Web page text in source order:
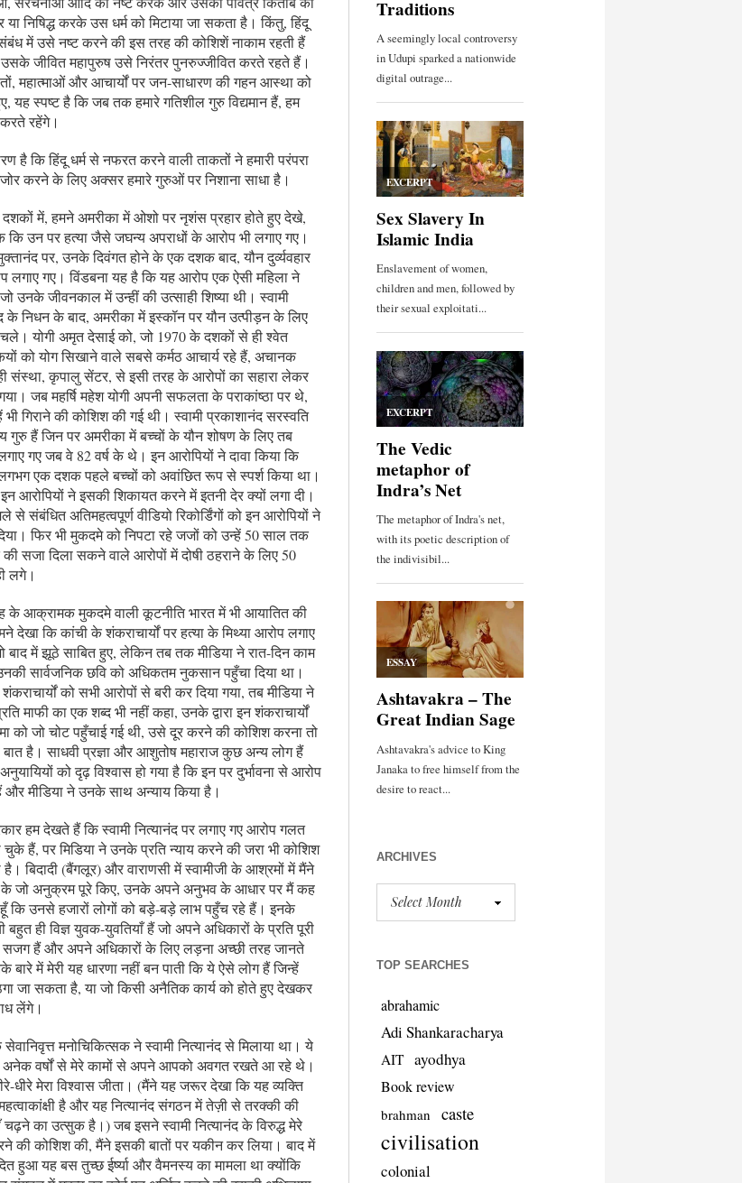
निषिद्ध करके उस धर्म को मिटाया जा सकता है। किंतु, हिंदू
में उसे नष्ट करने की इस तरह की कोशिशें नाकाम रहती हैं
जीवित महापुरुष उसे निरंतर पुनरुज्जीवित करते रहते हैं।
महात्माओं और आचार्यों पर जन-साधारण की गहन आस्था को
यह स्पष्ट है कि जब तक हमारे गतिशील गुरु विद्यमान हैं, हम
रहेंगे।
है कि हिंदू धर्म से नफरत करने वाली ताकतों ने हमारी परंपरा
करने के लिए अक्सर हमारे गुरुओं पर निशाना साधा है।
में, हमने अमरीका में ओशो पर नृशंस प्रहार होते हुए देखे,
कि उन पर हत्या जैसे जघन्य अपराधों के आरोप भी लगाए गए।
पर, उनके दिवंगत होने के एक दशक बाद, यौन दुर्व्यवहार
लगाए गए। विंडबना यह है कि यह आरोप एक ऐसी महिला ने
उनके जीवनकाल में उन्हीं की उत्साही शिष्या थी। स्वामी
के निधन के बाद, अमरीका में इस्कॉन पर यौन उत्पीड़न के लिए
योगी अमृत देसाई को, जो 1970 के दशकों से ही श्वेत
को योग सिखाने वाले सबसे कर्मठ आचार्य रहे हैं, अचानक
संस्था, कृपालु सेंटर, से इसी तरह के आरोपों का सहारा लेकर
जब महर्षि महेश योगी अपनी सफलता के पराकांष्ठा पर थे,
भी गिराने की कोशिश की गई थी। स्वामी प्रकाशानंद सरस्वति
गुरु हैं जिन पर अमरीका में बच्चों के यौन शोषण के लिए तब
गए जब वे 82 वर्ष के थे। इन आरोपियों ने दावा किया कि
एक दशक पहले बच्चों को अवांछित रूप से स्पर्श किया था।
आरोपियों ने इसकी शिकायत करने में इतनी देर क्यों लगा दी।
से संबंधित अतिमहत्वपूर्ण वीडियो रिकोर्डिंगों को इन आरोपियों ने
फिर भी मुकदमे को निपटा रहे जजों को उन्हें 50 साल तक
सजा दिला सकने वाले आरोपों में दोषी ठहराने के लिए 50
लगे।
के आक्रामक मुकदमे वाली कूटनीति भारत में भी आयातित की
देखा कि कांची के शंकराचार्यों पर हत्या के मिथ्या आरोप लगाए
बाद में झूठे साबित हुए, लेकिन तब तक मीडिया ने रात-दिन काम
सार्वजनिक छवि को अधिकतम नुकसान पहुँचा दिया था।
को सभी आरोपों से बरी कर दिया गया, तब मीडिया ने
माफी का एक शब्द भी नहीं कहा, उनके द्वारा इन शंकराचार्यों
को जो चोट पहुँचाई गई थी, उसे दूर करने की कोशिश करना तो
बात है। साधवी प्रज्ञा और आशुतोष महाराज कुछ अन्य लोग हैं
को दृढ़ विश्वास हो गया है कि इन पर दुर्भावना से आरोप
और मीडिया ने उनके साथ अन्याय किया है।
हम देखते हैं कि स्वामी नित्यानंद पर लगाए गए आरोप गलत
चुके हैं, पर मिडिया ने उनके प्रति न्याय करने की जरा भी कोशिश
है। बिदादी (बैंगलूर) और वाराणसी में स्वामीजी के आश्रमों में मैंने
के जो अनुक्रम पूरे किए, उनके अपने अनुभव के आधार पर मैं कह
कि उनसे हजारों लोगों को बड़े-बड़े लाभ पहुँच रहे हैं। इनके
बहुत ही विज्ञ युवक-युवतियाँ हैं जो अपने अधिकारों के प्रति पूरी
हैं और अपने अधिकारों के लिए लड़ना अच्छी तरह जानते
बारे में मेरी यह धारणा नहीं बन पाती कि ये ऐसे लोग हैं जिन्हें
जा सकता है, या जो किसी अनैतिक कार्य को होते हुए देखकर
लेंगे।
मनोचिकित्सक ने स्वामी नित्यानंद से मिलाया था। ये
अनेक वर्षों से मेरे कामों से अपने आपको अवगत रखते आ रहे थे।
धीरे मेरा विश्वास जीता। (मैंने यह जरूर देखा कि यह व्यक्ति
है और यह नित्यानंद संगठन में तेज़ी से तरक्की की
चढ़ने का उत्सुक है।) जब इसने स्वामी नित्यानंद के विरुद्ध मेरे
की कोशिश की, मैंने इसकी बातों पर यकीन कर लिया। बाद में
हुआ यह बस तुच्छ ईर्ष्या और वैमनस्य का मामला था क्योंकि
ARCHIVES
TOP SEARCHES
abrahamic
Adi Shankaracharya
AIT ayodhya
Book review
brahman caste
civilisation
colonial